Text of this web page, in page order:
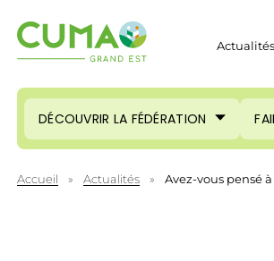
Actualités
DÉCOUVRIR LA FÉDÉRATION
Accueil » Actualités » Avez-vous pensé